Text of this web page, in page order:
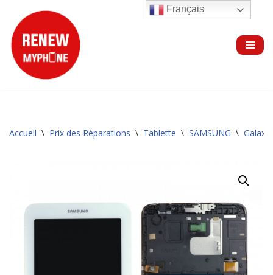
Aller
au
contenu
Accueil \ Prix des Réparations \ Tablette \ SAMSUNG \
Français